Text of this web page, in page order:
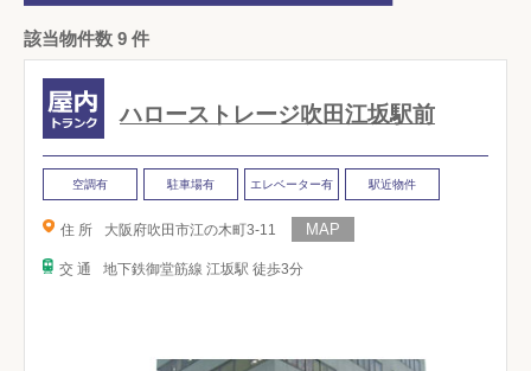
該当物件数 9 件
ハローストレージ吹田江坂駅前
空調有 駐車場有 エレベーター有 駅近物件
住 所 大阪府吹田市江の木町3-11
交 通 地下鉄御堂筋線 江坂駅 徒歩3分